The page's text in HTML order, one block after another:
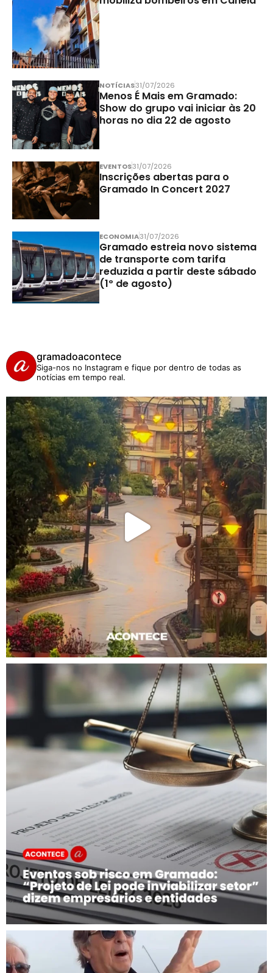
NOTÍCIAS31/07/2026
Menos É Mais em Gramado:
Show do grupo vai iniciar às 20
horas no dia 22 de agosto
EVENTOS31/07/2026
Inscrições abertas para o
Gramado In Concert 2027
ECONOMIA31/07/2026
Gramado estreia novo sistema
de transporte com tarifa
reduzida a partir deste sábado
(1º de agosto)
gramadoacontece
Siga-nos no Instagram e fique por dentro de todas as
notícias em tempo real.